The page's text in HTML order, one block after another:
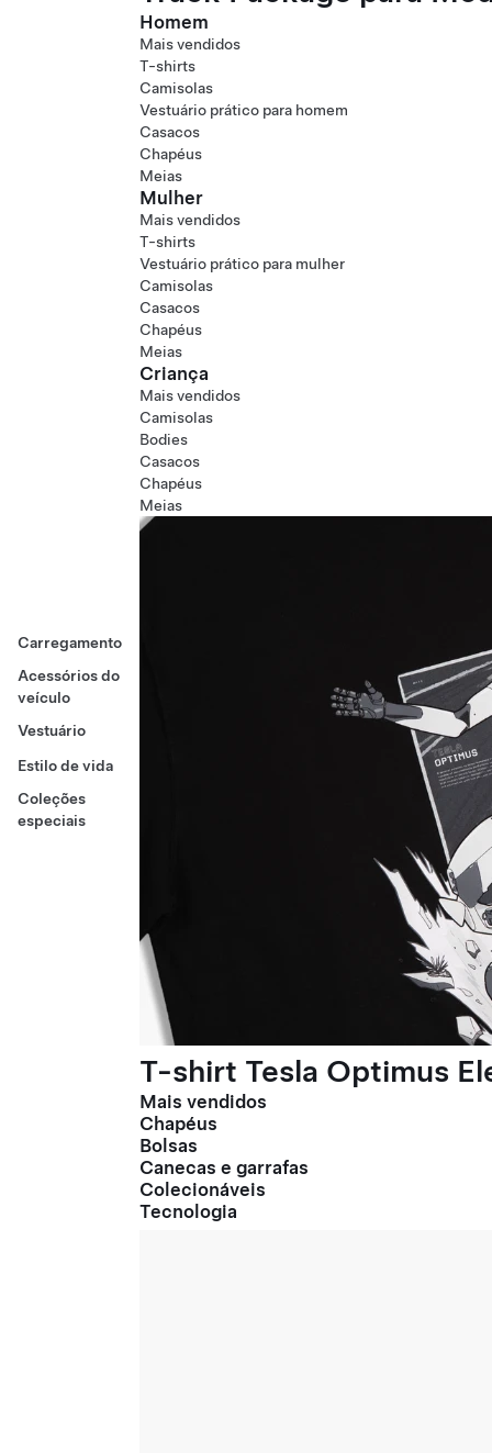
Carregamento
Acessórios do
veículo
Vestuário
Estilo de vida
Coleções
especiais
Homem
Mais vendidos
T-shirts
Camisolas
Vestuário prático para homem
Casacos
Chapéus
Meias
Mulher
Mais vendidos
T-shirts
Vestuário prático para mulher
Camisolas
Casacos
Chapéus
Meias
Criança
Mais vendidos
Camisolas
Bodies
Casacos
Chapéus
Meias
T-shirt Tesla Optimus
Mais vendidos
Chapéus
Bolsas
Canecas e garrafas
Colecionáveis
Tecnologia